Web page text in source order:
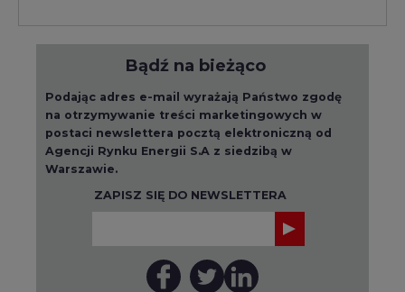
Bądź na bieżąco
Podając adres e-mail wyrażają Państwo zgodę
na otrzymywanie treści marketingowych w
postaci newslettera pocztą elektroniczną od
Agencji Rynku Energii S.A z siedzibą w
Warszawie.
ZAPISZ SIĘ DO NEWSLETTERA